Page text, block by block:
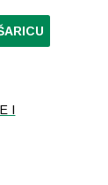
I